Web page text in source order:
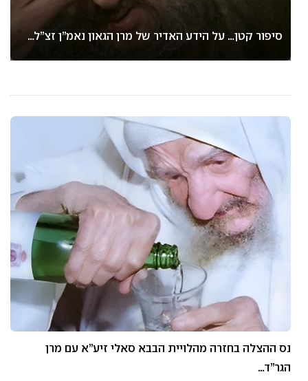
סיפור קטן… על הידע האדיר של מרן הגאון נאמ”ן זצ”ל…
נס ההצלה בחזרה מהלויית הבבא סאלי זיע”א עם מרן
הגר”ד…